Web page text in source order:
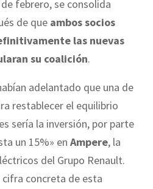
febrero, se consolida
de que ambos socios
las nuevas
su coalición.
adelantado que una de
restablecer el equilibrio
sería la inversión, por parte
un 15%» en Ampere, la
del Grupo Renault.
concreta de esta